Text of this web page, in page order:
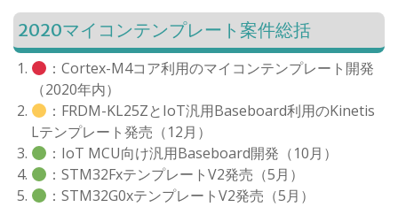
2020マイコンテンプレート案件総括
：Cortex-M4コア利用のマイコンテンプレート開発
（2020年内）
：FRDM-KL25ZとIoT汎用Baseboard利用のKinetis
Lテンプレート発売（12月）
：IoT MCU向け汎用Baseboard開発（10月）
：STM32FxテンプレートV2発売（5月）
：STM32G0xテンプレートV2発売（5月）